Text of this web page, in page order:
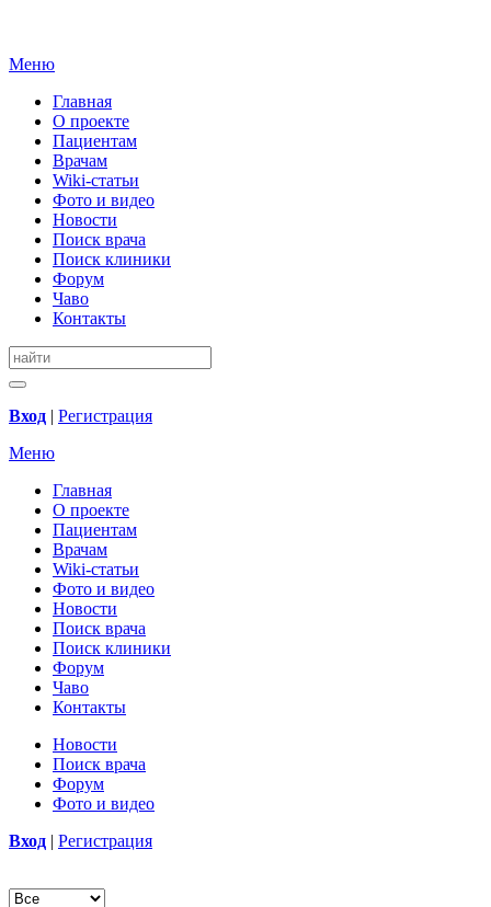
Меню
Главная
О проекте
Пациентам
Врачам
Wiki-статьи
Фото и видео
Новости
Поиск врача
Поиск клиники
Форум
Чаво
Контакты
Вход | Регистрация
Меню
Главная
О проекте
Пациентам
Врачам
Wiki-статьи
Фото и видео
Новости
Поиск врача
Поиск клиники
Форум
Чаво
Контакты
Новости
Поиск врача
Форум
Фото и видео
Вход | Регистрация